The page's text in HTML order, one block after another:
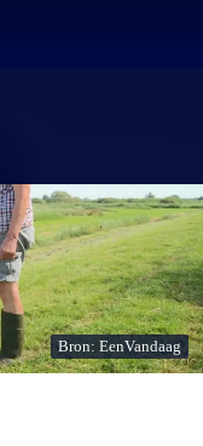
Bron: EenVandaag